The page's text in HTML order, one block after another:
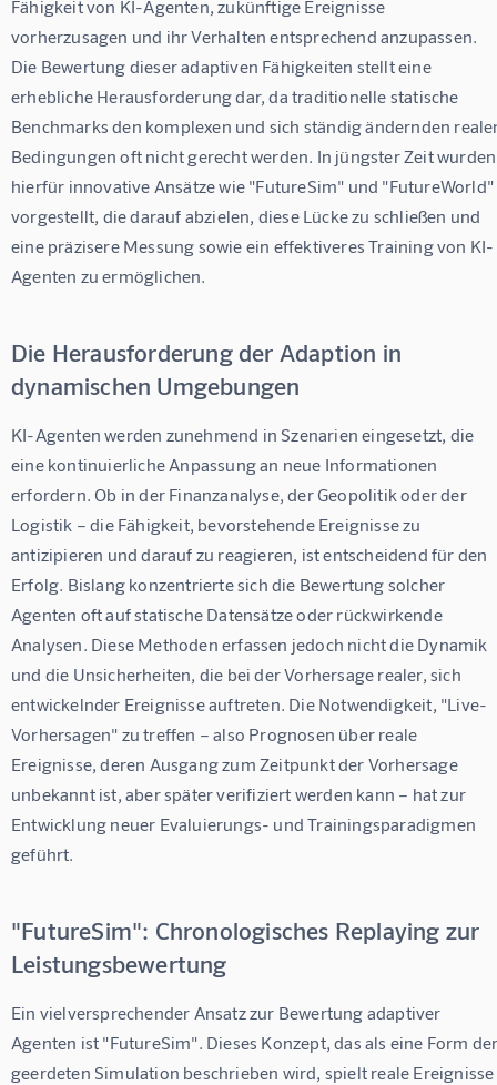
Fähigkeit von KI-Agenten, zukünftige Ereignisse
vorherzusagen und ihr Verhalten entsprechend anzupassen.
Die Bewertung dieser adaptiven Fähigkeiten stellt eine
erhebliche Herausforderung dar, da traditionelle statische
Benchmarks den komplexen und sich ständig ändernden
Bedingungen oft nicht gerecht werden. In jüngster Zeit
hierfür innovative Ansätze wie "FutureSim" und "FutureWorld"
vorgestellt, die darauf abzielen, diese Lücke zu schließen und
eine präzisere Messung sowie ein effektiveres Training von KI-
Agenten zu ermöglichen.
Die Herausforderung der Adaption in
dynamischen Umgebungen
KI-Agenten werden zunehmend in Szenarien eingesetzt, die
eine kontinuierliche Anpassung an neue Informationen
erfordern. Ob in der Finanzanalyse, der Geopolitik oder der
Logistik – die Fähigkeit, bevorstehende Ereignisse zu
antizipieren und darauf zu reagieren, ist entscheidend für den
Erfolg. Bislang konzentrierte sich die Bewertung solcher
Agenten oft auf statische Datensätze oder rückwirkende
Analysen. Diese Methoden erfassen jedoch nicht die Dynamik
und die Unsicherheiten, die bei der Vorhersage realer, sich
entwickelnder Ereignisse auftreten. Die Notwendigkeit, "Live-
Vorhersagen" zu treffen – also Prognosen über reale
Ereignisse, deren Ausgang zum Zeitpunkt der Vorhersage
unbekannt ist, aber später verifiziert werden kann – hat zur
Entwicklung neuer Evaluierungs- und Trainingsparadigmen
geführt.
"FutureSim": Chronologisches Replaying zur
Leistungsbewertung
Ein vielversprechender Ansatz zur Bewertung adaptiver
Agenten ist "FutureSim". Dieses Konzept, das als eine Form
geerdeten Simulation beschrieben wird, spielt reale Ereignisse